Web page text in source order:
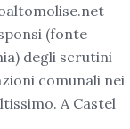
(fonte
degli scrutini
comunali nei
A Castel